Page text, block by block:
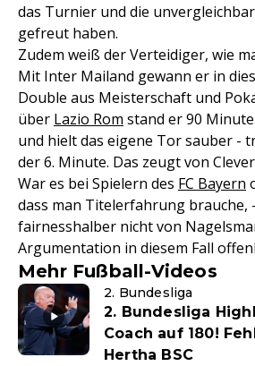
das Turnier und die
gefreut haben.
Zudem weiß der Verteidiger, wie
Mit Inter Mailand gewann er in
Double aus Meisterschaft und
über Lazio Rom stand er 90
und hielt das eigene Tor sauber -
der 6. Minute. Das zeugt von
War es bei Spielern des FC Bayern
dass man Titelerfahrung brauche,
fairnesshalber nicht von
Argumentation in diesem Fall
Mehr Fußball-Videos
2. Bundesliga
2. Bundesliga
Coach auf 180!
Hertha BSC